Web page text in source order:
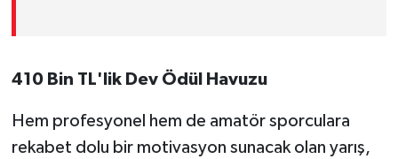
410 Bin TL'lik Dev Ödül Havuzu
Hem profesyonel hem de amatör sporculara
rekabet dolu bir motivasyon sunacak olan yarış,